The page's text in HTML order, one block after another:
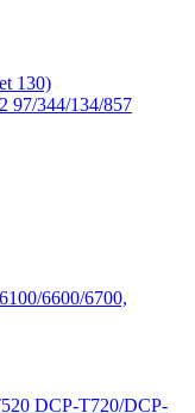
130)
97/344/134/857
6600/6700,
DCP-T720/DCP-